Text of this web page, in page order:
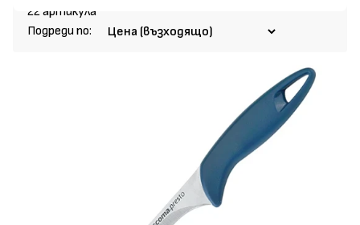
Tescoma са полулярни със своето качество на достъпна
цена.
22 артикула
Подреди по: